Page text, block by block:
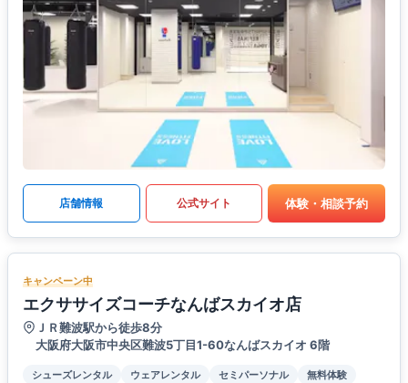
店舗情報 公式サイト 体験・相談予約
キャンペーン中
エクササイズコーチなんばスカイオ店
ＪＲ難波駅から徒歩8分
大阪府大阪市中央区難波5丁目1-60なんばスカイオ 6階
シューズレンタル ウェアレンタル セミパーソナル
無料体験